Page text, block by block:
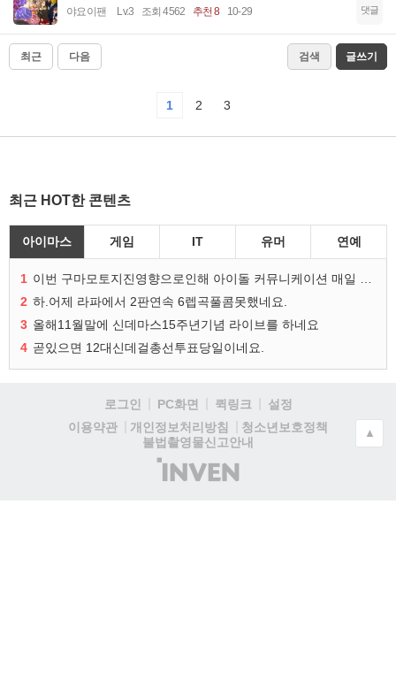
야요이팬 Lv.3 조회 4562 추천 8 10-29 댓글
최근 다음 검색 글쓰기
1 2 3
최근 HOT한 콘텐츠
아이마스 게임 IT 유머 연예
1
2 하.어제 라파에서 2판연속 6렙곡풀콤못했네요.
3 올해11월말에 신데마스15주년기념 라이브를 하네요
4 곧있으면 12대신데걸총선투표당일이네요.
로그인 PC화면 퀵링크
설정
이용약관
개인정보처리방침
청소년보호정책
불법촬영물신고안내
(주)
인
▲